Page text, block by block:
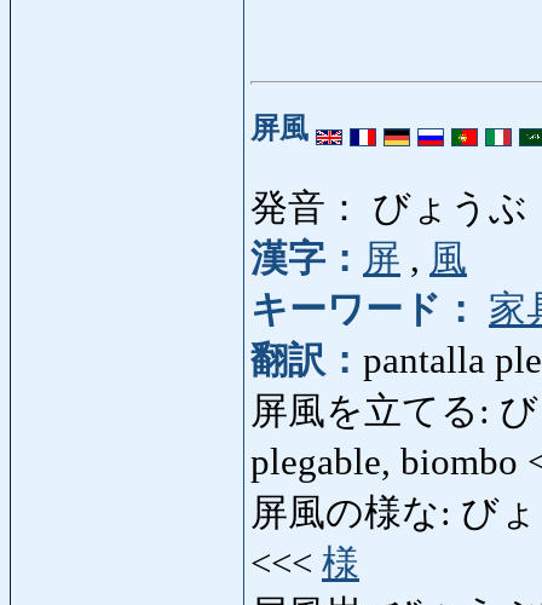
屏風
発音： びょうぶ
漢字： 屏 , 風
キーワード：
家
翻訳： pantalla
屏風を立てる:
plegable, biombo
屏風の様な: びょ
<<< 様